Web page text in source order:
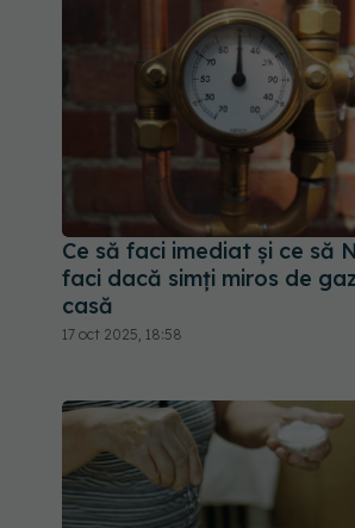
Ce să faci imediat și ce să
faci dacă simți miros de
casă
17 oct 2025, 18:58